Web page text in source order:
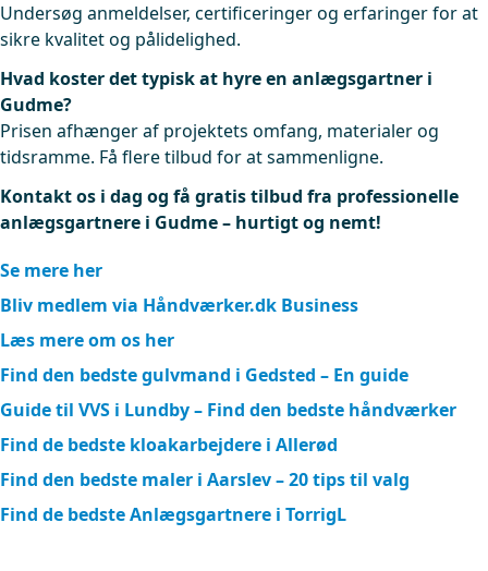
Undersøg anmeldelser, certificeringer og erfaringer for at
sikre kvalitet og pålidelighed.
Hvad koster det typisk at hyre en anlægsgartner i
Gudme?
Prisen afhænger af projektets omfang, materialer og
tidsramme. Få flere tilbud for at sammenligne.
Kontakt os i dag og få gratis tilbud fra professionelle
anlægsgartnere i Gudme – hurtigt og nemt!
Se mere her
Bliv medlem via Håndværker.dk Business
Læs mere om os her
Find den bedste gulvmand i Gedsted – En guide
Guide til VVS i Lundby – Find den bedste håndværker
Find de bedste kloakarbejdere i Allerød
Find den bedste maler i Aarslev – 20 tips til valg
Find de bedste Anlægsgartnere i TorrigL